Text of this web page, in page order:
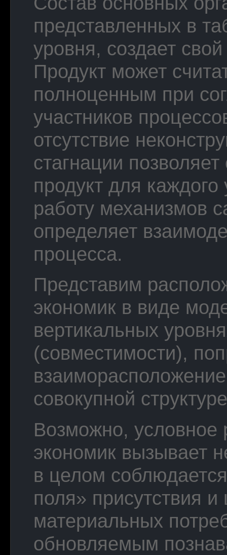
представленных в
уровня, создает
Продукт может
полноценным при
участников
отсутствие
стагнации
продукт для
работу механизмов
определяет
процесса.
Представим
экономик в виде
вертикальных
(совместимости),
совокупной
Возможно, условное
экономик вызывает
в целом
поля» присутствия и
материальных
обновляемым